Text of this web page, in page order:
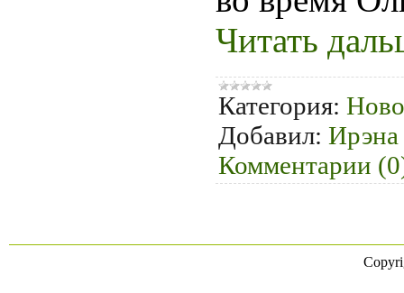
Читать
Категория:
Добавил: Ирэна
Комментарии